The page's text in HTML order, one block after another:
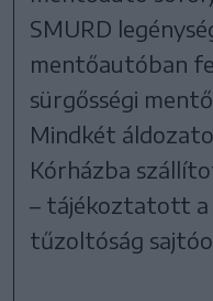
SMURD
mentőautóban
sürgősségi
Mindkét
Kórházba
– tájékoztatott a
tűzoltóság